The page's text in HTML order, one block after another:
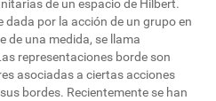
de un espacio de Hilbert.
dada por la acción de un grupo en
de una medida, se llama
representaciones borde son
asociadas a ciertas acciones
bordes. Recientemente se han